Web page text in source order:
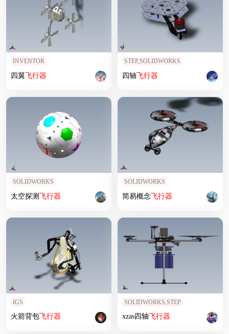
INVENTOR
四翼飞行器
STEP,SOLIDWORKS
四轴飞行器
SOLIDWORKS
太空探测飞行器
SOLIDWORKS
简易概念飞行器
IGS
火箭背包飞行器
SOLIDWORKS,STEP
xzas四轴飞行器